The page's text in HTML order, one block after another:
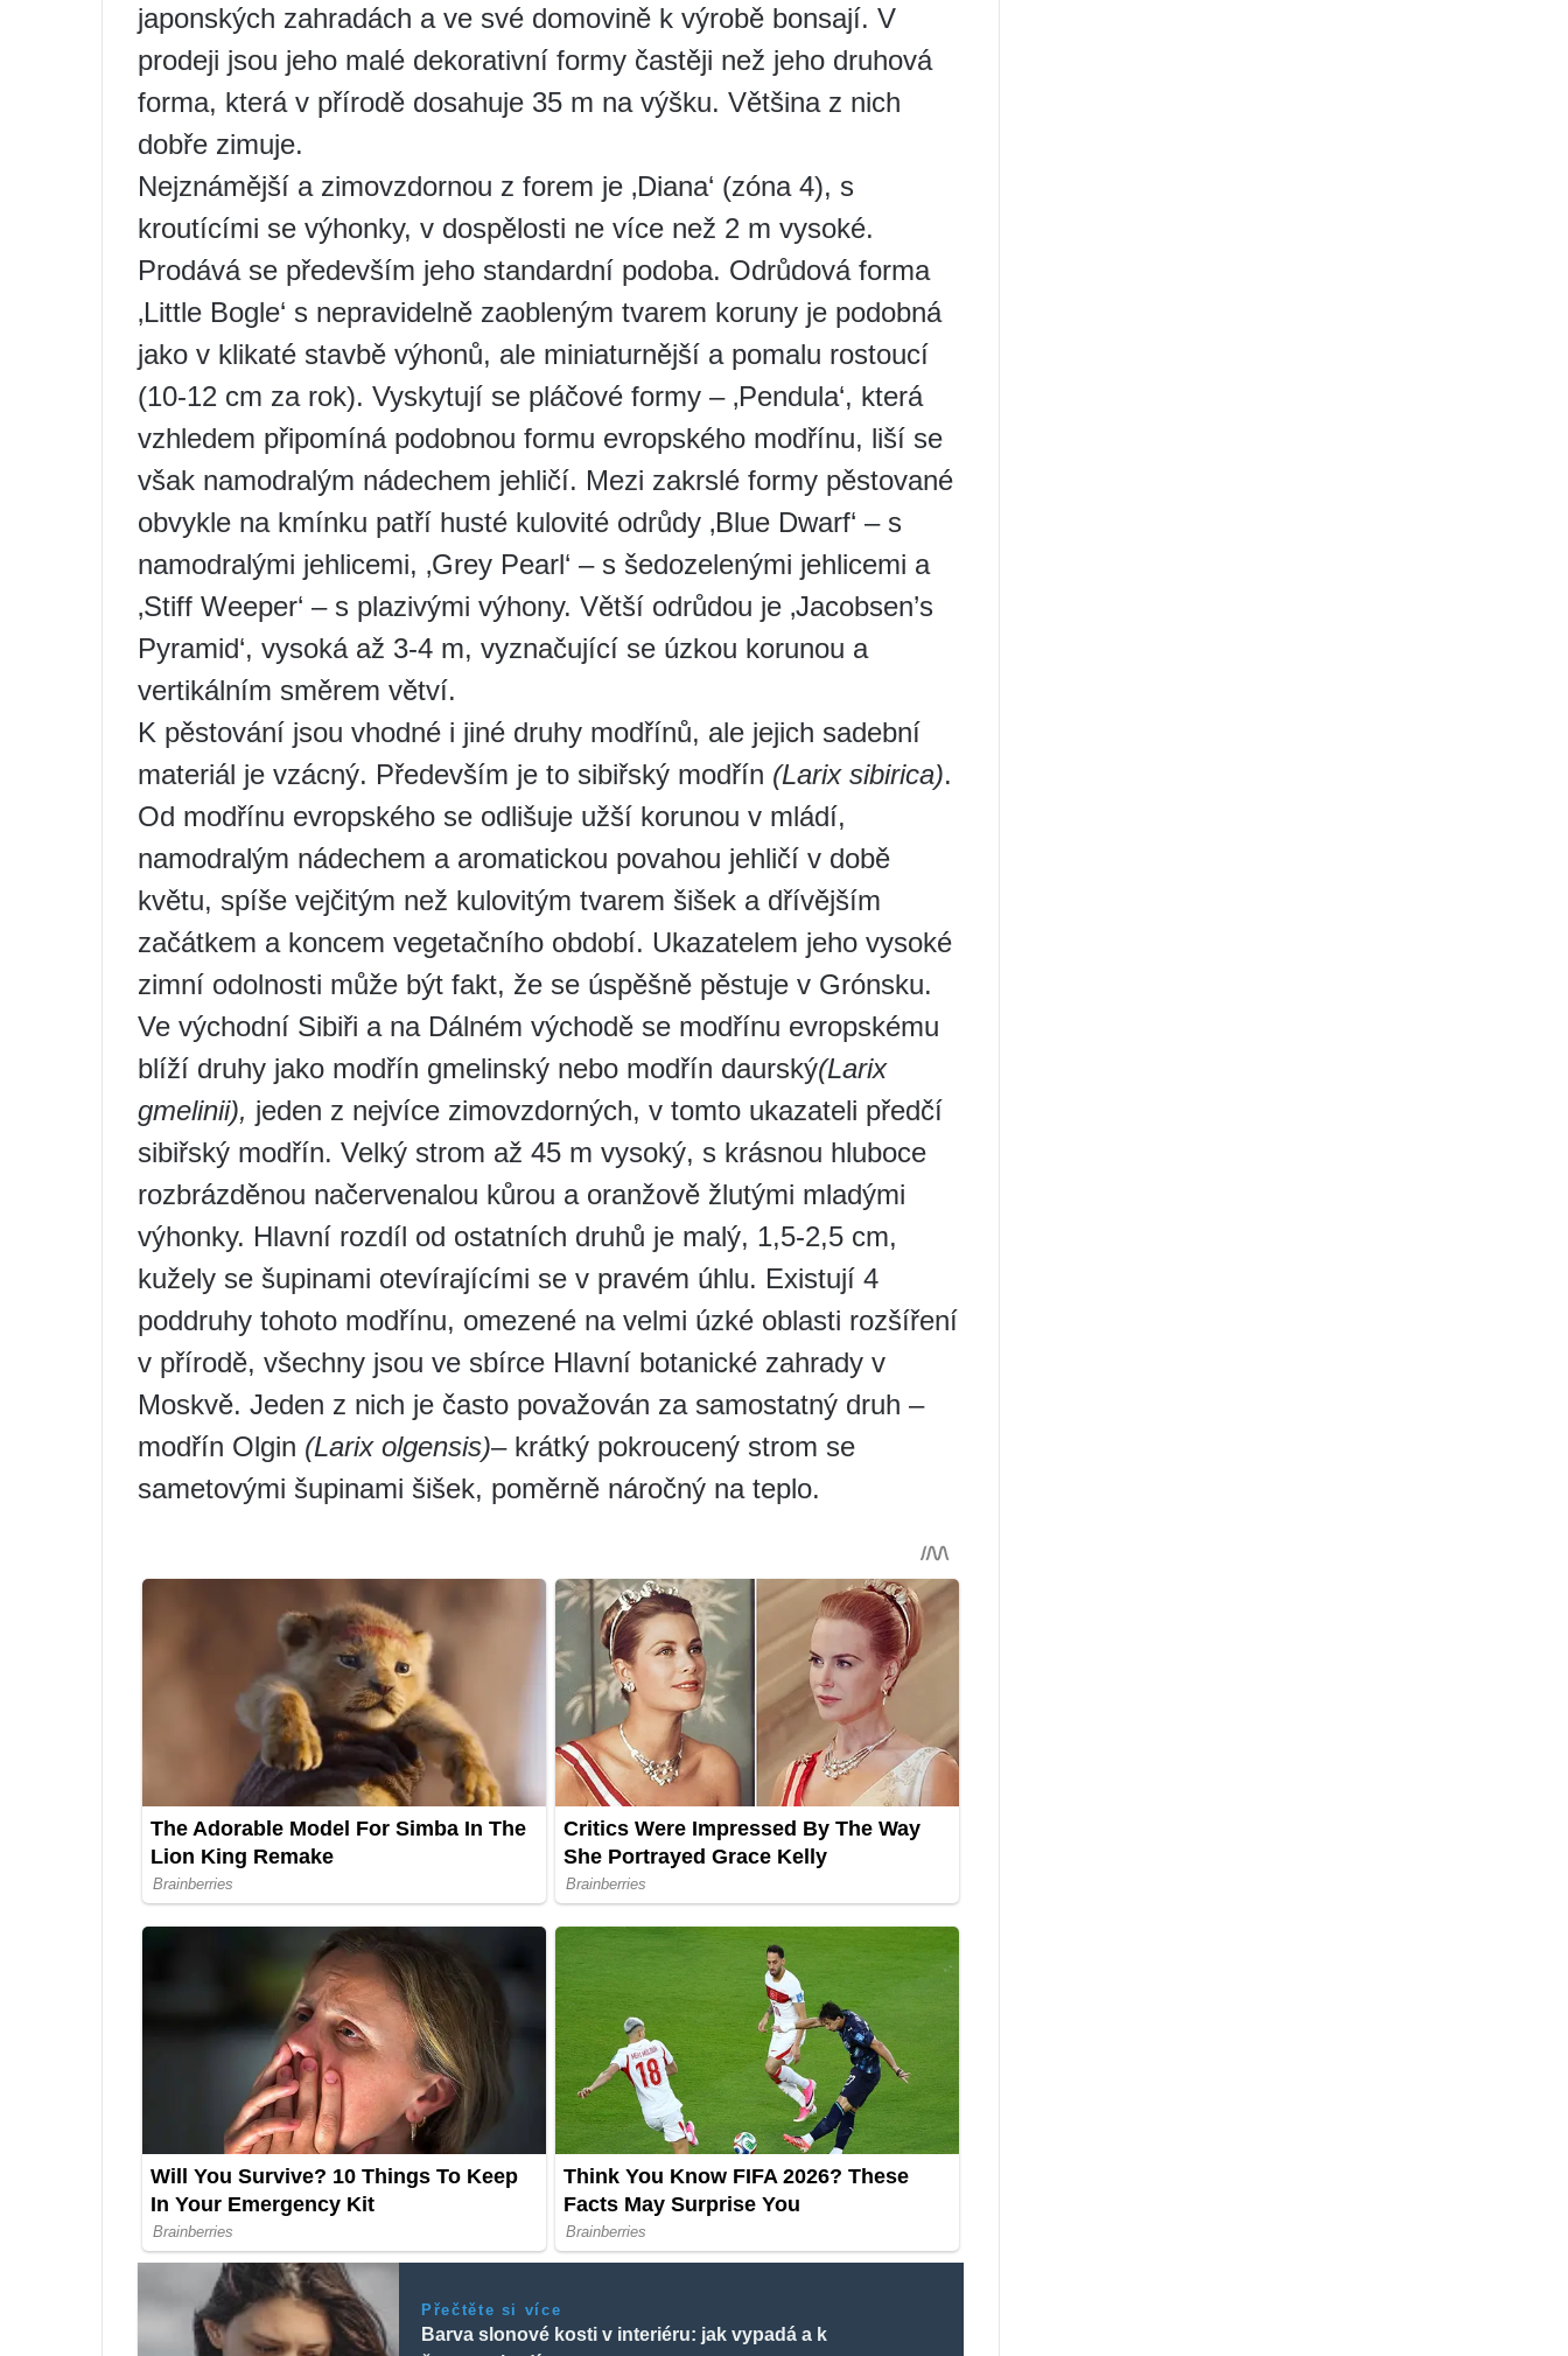
japonských zahradách a ve své domovině k výrobě bonsají. V
prodeji jsou jeho malé dekorativní formy častěji než jeho druhová
forma, která v přírodě dosahuje 35 m na výšku. Většina z nich
dobře zimuje.
Nejznámější a zimovzdornou z forem je ‚Diana‘ (zóna 4), s
kroutícími se výhonky, v dospělosti ne více než 2 m vysoké.
Prodává se především jeho standardní podoba. Odrůdová forma
‚Little Bogle‘ s nepravidelně zaobleným tvarem koruny je podobná
jako v klikaté stavbě výhonů, ale miniaturnější a pomalu rostoucí
(10-12 cm za rok). Vyskytují se pláčové formy – ‚Pendula‘, která
vzhledem připomíná podobnou formu evropského modřínu, liší se
však namodralým nádechem jehličí. Mezi zakrslé formy pěstované
obvykle na kmínku patří husté kulovité odrůdy ‚Blue Dwarf‘ – s
namodralými jehlicemi, ‚Grey Pearl‘ – s šedozelenými jehlicemi a
‚Stiff Weeper‘ – s plazivými výhony. Větší odrůdou je ‚Jacobsen’s
Pyramid‘, vysoká až 3-4 m, vyznačující se úzkou korunou a
vertikálním směrem větví.
K pěstování jsou vhodné i jiné druhy modřínů, ale jejich sadební
materiál je vzácný. Především je to sibiřský modřín (Larix sibirica).
Od modřínu evropského se odlišuje užší korunou v mládí,
namodralým nádechem a aromatickou povahou jehličí v době
květu, spíše vejčitým než kulovitým tvarem šišek a dřívějším
začátkem a koncem vegetačního období. Ukazatelem jeho vysoké
zimní odolnosti může být fakt, že se úspěšně pěstuje v Grónsku.
Ve východní Sibiři a na Dálném východě se modřínu evropskému
blíží druhy jako modřín gmelinský nebo modřín daurský(Larix
gmelinii), jeden z nejvíce zimovzdorných, v tomto ukazateli předčí
sibiřský modřín. Velký strom až 45 m vysoký, s krásnou hluboce
rozbrázděnou načervenalou kůrou a oranžově žlutými mladými
výhonky. Hlavní rozdíl od ostatních druhů je malý, 1,5-2,5 cm,
kužely se šupinami otevírajícími se v pravém úhlu. Existují 4
poddruhy tohoto modřínu, omezené na velmi úzké oblasti rozšíření
v přírodě, všechny jsou ve sbírce Hlavní botanické zahrady v
Moskvě. Jeden z nich je často považován za samostatný druh –
modřín Olgin (Larix olgensis)– krátký pokroucený strom se
sametovými šupinami šišek, poměrně náročný na teplo.
Přečtěte si více
Barva slonové kosti v interiéru: jak vypadá a k